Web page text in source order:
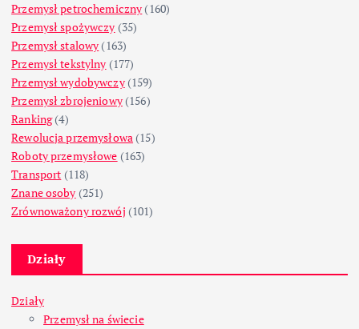
Przemysł petrochemiczny (160)
Przemysł spożywczy (35)
Przemysł stalowy (163)
Przemysł tekstylny (177)
Przemysł wydobywczy(159)
Przemysł zbrojeniowy(156)
Ranking(4)
Rewolucja przemysłowa (15)
Roboty przemysłowe (163)
Transport (118)
Znane osoby (251)
Zrównoważony rozwój (101)
Działy
Działy
Przemysł na świecie